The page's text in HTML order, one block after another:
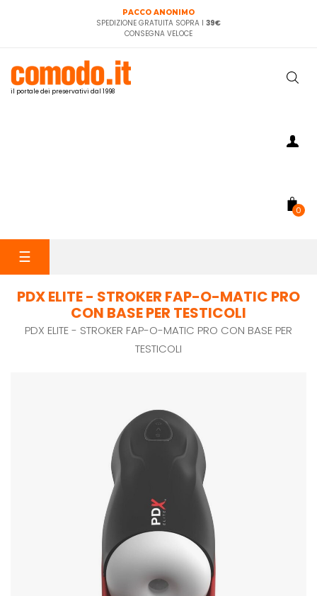
PACCO ANONIMO
SPEDIZIONE GRATUITA SOPRA I 39€
CONSEGNA VELOCE
il portale dei preservativi dal 1998
0
navigazione
☰
PDX ELITE - STROKER FAP-O-MATIC PRO
CON BASE PER TESTICOLI
PDX ELITE - STROKER FAP-O-MATIC PRO CON BASE PER
TESTICOLI